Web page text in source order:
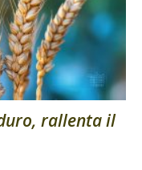
rallenta il